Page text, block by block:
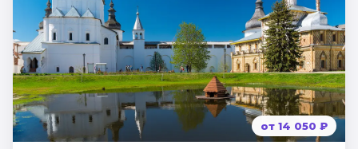
от 14 050 ₽